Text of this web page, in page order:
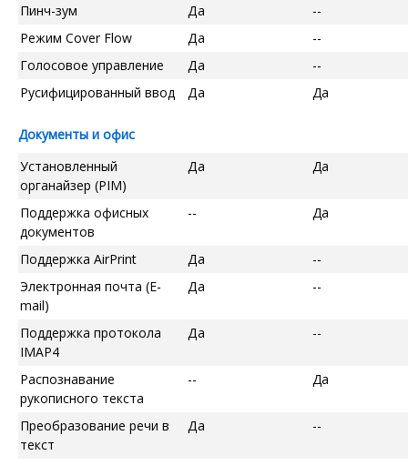
Пинч-зум
Да
--
Режим Cover Flow
Да
--
Голосовое управление
Да
--
Русифицированный ввод
Да Да
Документы и офис
Установленный
органайзер (PIM)
Да Да
Поддержка офисных
документов
-- Да
Поддержка AirPrint Да
--
Электронная почта (E-
mail)
Да --
Поддержка протокола
IMAP4
Да --
Распознавание
рукописного текста
-- Да
Преобразование речи в
текст
Да --